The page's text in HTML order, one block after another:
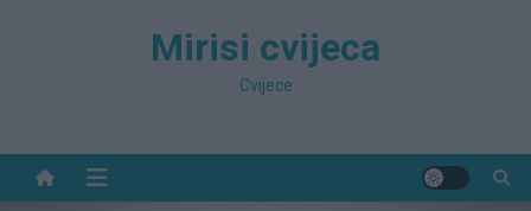
Mirisi cvijeca
Cvijece